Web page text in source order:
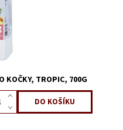
KOČKY, TROPIC, 700G